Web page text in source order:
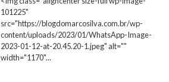
101225"
src="https://blogdomarcosilva.com.br/wp-
content/uploads/2023/01/WhatsApp-Image-
2023-01-12-at-20.45.20-1.jpeg" alt=""
width="1170"...